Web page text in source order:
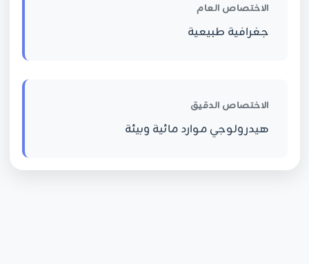
الاختصاص العام
جغرافية طبيعية
الاختصاص الدقيق
هيدرولوجي موارد مائية وبيئة